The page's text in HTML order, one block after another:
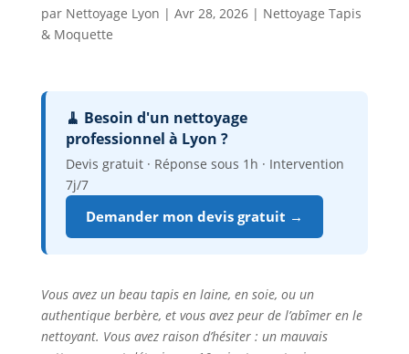
par Nettoyage Lyon | Avr 28, 2026| Nettoyage Tapis
& Moquette
🧹 Besoin d'un nettoyage
professionnel à Lyon ?
Devis gratuit · Réponse sous 1h · Intervention
7j/7
Demander mon devis gratuit →
Vous avez un beau tapis en laine, en soie, ou un
authentique berbère, et vous avez peur de l’abîmer en le
nettoyant. Vous avez raison d’hésiter : un mauvais